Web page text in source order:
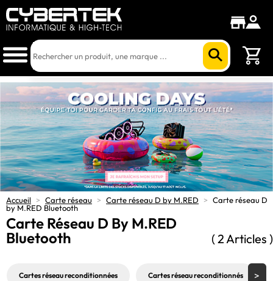
Accueil > Carte réseau > Carte réseau D by M.RED > Carte réseau D
by M.RED Bluetooth
Carte Réseau D By M.RED
Bluetooth
( 2 Articles )
Cartes réseau reconditionnées Cartes réseau reconditionnés